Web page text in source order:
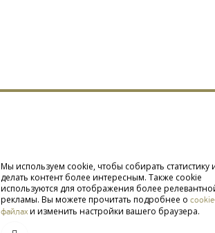
Мы используем cookie, чтобы собирать статистику
делать контент более интересным. Также cookie
используются для отображения более
рекламы. Вы можете прочитать подробнее о
файлах и изменить настройки вашего браузера.